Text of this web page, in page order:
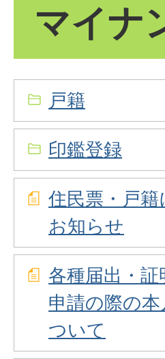
マイナ
戸籍
印鑑登録
住民票・戸籍
お知らせ
各種届出・証
申請の際の本
ついて